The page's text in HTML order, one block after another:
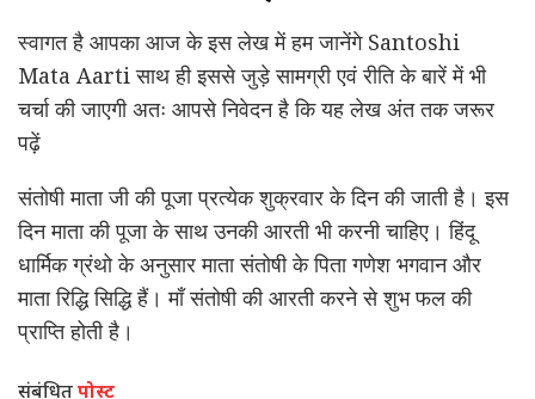
स्वागत है आपका आज के इस लेख में हम जानेंगे Santoshi
Mata Aarti साथ ही इससे जुड़े सामग्री एवं रीति के बारें में भी
चर्चा की जाएगी अतः आपसे निवेदन है कि यह लेख अंत तक जरूर
पढ़ें
संतोषी माता जी की पूजा प्रत्येक शुक्रवार के दिन की जाती है। इस
दिन माता की पूजा के साथ उनकी आरती भी करनी चाहिए। हिंदू
धार्मिक ग्रंथो के अनुसार माता संतोषी के पिता गणेश भगवान और
माता रिद्धि सिद्धि हैं। माँ संतोषी की आरती करने से शुभ फल की
प्राप्ति होती है।
संबंधितपोस्ट